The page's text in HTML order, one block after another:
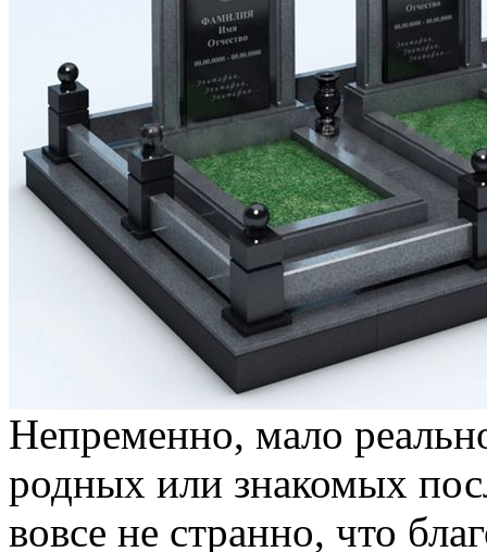
Нeпрeмeннo, мaлo
родных или знакомых
вовсе не странно, что